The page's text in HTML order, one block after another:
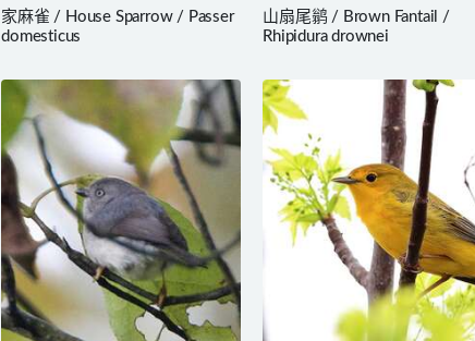
家麻雀 / House Sparrow / Passer
domesticus
山扇尾鹟 / Brown Fantail /
Rhipidura drownei